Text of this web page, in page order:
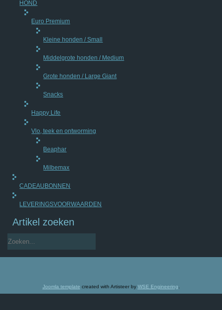
HOND
Euro Premium
Kleine honden / Small
Middelgrote honden / Medium
Grote honden / Large Giant
Snacks
Happy Life
Vlo, teek en ontworming
Beaphar
Milbemax
CADEAUBONNEN
LEVERINGSVOORWAARDEN
Artikel zoeken
Joomla template created with Artisteer by WSE Engineering